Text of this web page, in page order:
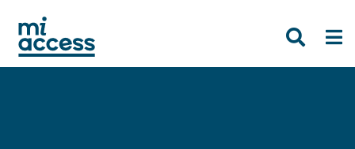
main
content